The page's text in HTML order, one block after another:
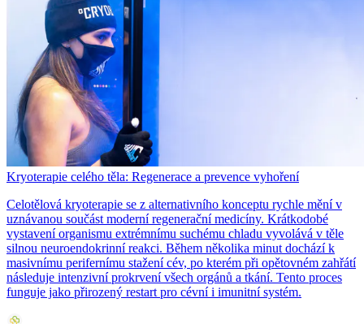
Kryoterapie celého těla: Regenerace a prevence vyhoření
Celotělová kryoterapie se z alternativního konceptu rychle mění v
uznávanou součást moderní regenerační medicíny. Krátkodobé
vystavení organismu extrémnímu suchému chladu vyvolává v těle
silnou neuroendokrinní reakci. Během několika minut dochází k
masivnímu perifernímu stažení cév, po kterém při opětovném zahřátí
následuje intenzivní prokrvení všech orgánů a tkání. Tento proces
funguje jako přirozený restart pro cévní i imunitní systém.